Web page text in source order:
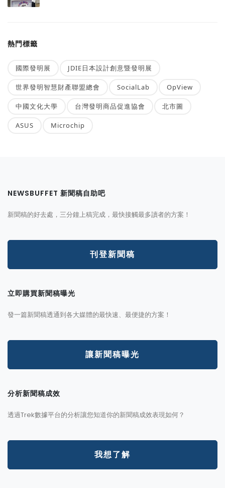
熱門標籤
國際發明展 JDIE日本設計創意暨發明展
世界發明智慧財產聯盟總會 SocialLab OpView
中國文化大學 台灣發明商品促進協會 北市圖
ASUS Microchip
NEWSBUFFET 新聞稿自助吧
新聞稿的好去處，三分鐘上稿完成，最快接觸最多讀者的方案！
刊登新聞稿
立即購買新聞稿曝光
發一篇新聞稿透通到各大媒體的最快速、最便捷的方案！
讓新聞稿曝光
分析新聞稿成效
透過Trek數據平台的分析讓您知道你的新聞稿成效表現如何？
我想了解